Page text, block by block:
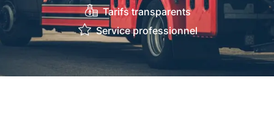
Tarifs transparents
Service professionnel